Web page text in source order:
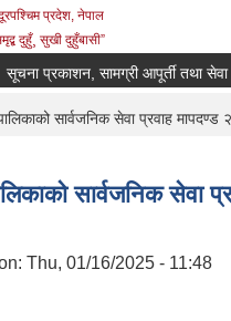
प्रदेश, नेपाल
दुहुँ¸ सुखी दुहुँबासी”
प्रकाशन, सामग्री आपूर्ती तथा सेवा
hereसार्वजनिक सेवा प्रवाह मापदण्ड
सार्वजनिक सेवा
Thu, 01/16/2025 - 11:48